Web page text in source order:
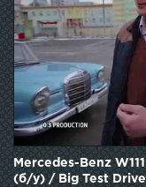
Mercedes-Benz
(б/у) / Big Test Drive